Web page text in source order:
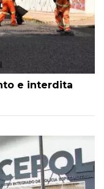
e interdita